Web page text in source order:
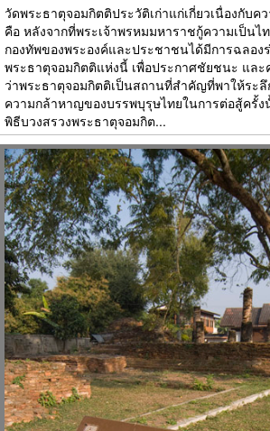
วัดพระธาตุจอมกิตติประวัติเก่าแก่เกี่ยวเนื่องกับค
คือ หลังจากที่พระเจ้าพรหมมหาราชกู้ความเป็นไ
กองทัพของพระองค์และประชาชนได้มีการฉลอ
พระธาตุจอมกิตติแห่งนี้ เพื่อประกาศชัยชนะ และ
ว่าพระธาตุจอมกิตติเป็นสถานที่สำคัญที่พาให้ระลึ
ความกล้าหาญของบรรพบุรุษไทยในการต่อสู้ครั้
พิธีบวงสรวงพระธาตุจอมกิต...